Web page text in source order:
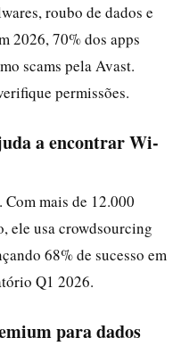
roubo de dados e
2026, 70% dos apps
scams pela Avast.
permissões.
a encontrar Wi-
Com mais de 12.000
ele usa crowdsourcing
68% de sucesso em
Q1 2026.
para dados